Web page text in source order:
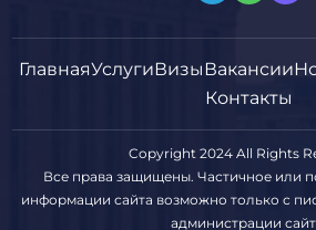
ГлавнаяУслугиВизыВакансии
Контакты
Copyright 2024 All Rights
Все права защищены. Частичное или
информации сайта возможно только с
администрации